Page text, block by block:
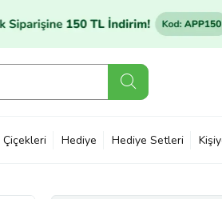
Çiçekleri Hediye Hediye Setleri